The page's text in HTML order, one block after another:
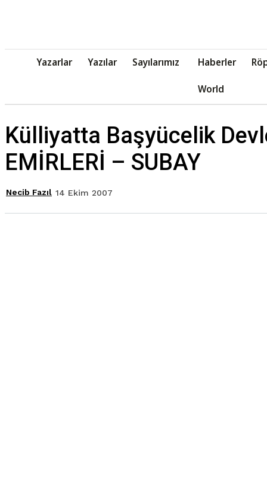
Yazarlar Yazılar Sayılarımız Haberler
World
Külliyatta Başyücelik
EMİRLERİ – SUBAY
Necib Fazıl 14 Ekim 2007